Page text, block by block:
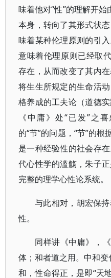
味着他对“性”的理解开始
本身，转向了其形式状
味着某种伦理原则的引
意味着伦理原则已经取
存在，从而改变了其内
将生生所规定的生命活
格养成的工夫论（道德
《中庸》处“已发”之
的“节”的问题，“节”的根
是一种经验性的社会存
代心性学的滥觞，朱子
完整的理学心性论系统。
与此相对，胡宏保
性。
同样讲《中庸》，
体；和者道之用。中和
和，性命得正，是即“天